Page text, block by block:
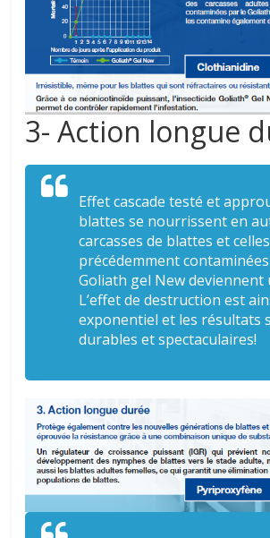
3- Action longue
Effet cascade testé et
blattes se nourrissent en
carcasses de blattes et celles
précédemment
Goliath gel New deviennent
L’effet de destruction est
exponentiel et les résultats
durables et spectaculaires!